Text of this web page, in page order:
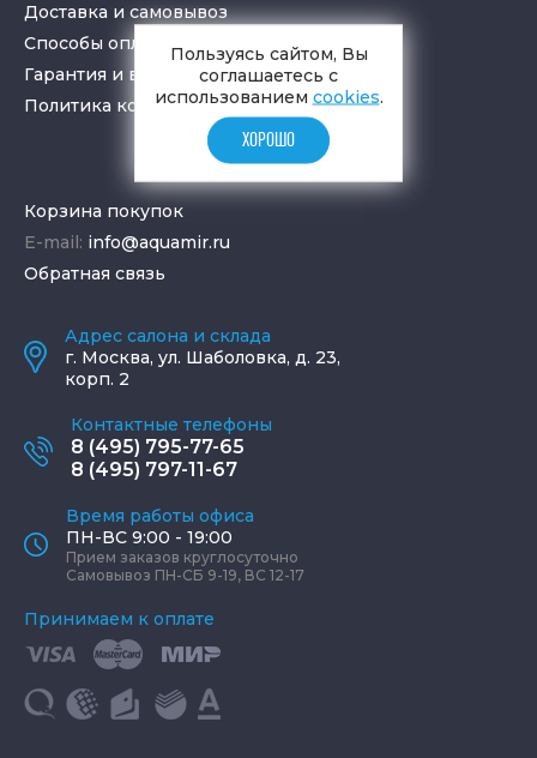
Доставка и самовывоз
Способы оплаты
Гарантия и возврат товара
Политика конфиденциальности
Корзина покупок
E-mail: info@aquamir.ru
Обратная связь
Адрес салона и склада
г. Москва, ул. Шаболовка, д. 23,
корп. 2
Контактные телефоны
8 (495) 795-77-65
8 (495) 797-11-67
Время работы офиса
ПН-ВС 9:00 - 19:00
Прием заказов круглосуточно
Самовывоз ПН-СБ 9-19, ВС 12-17
Принимаем к оплате
Пользуясь сайтом, Вы
соглашаетесь с
использованием cookies.
ХОРОШО